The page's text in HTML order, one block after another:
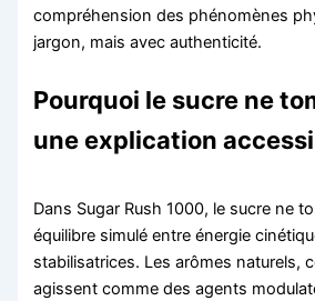
compréhension des phénomènes
jargon, mais avec authenticité.
Pourquoi le sucre ne
une explication
Dans Sugar Rush 1000, le sucre ne
équilibre simulé entre énergie
stabilisatrices. Les arômes naturels,
agissent comme des agents